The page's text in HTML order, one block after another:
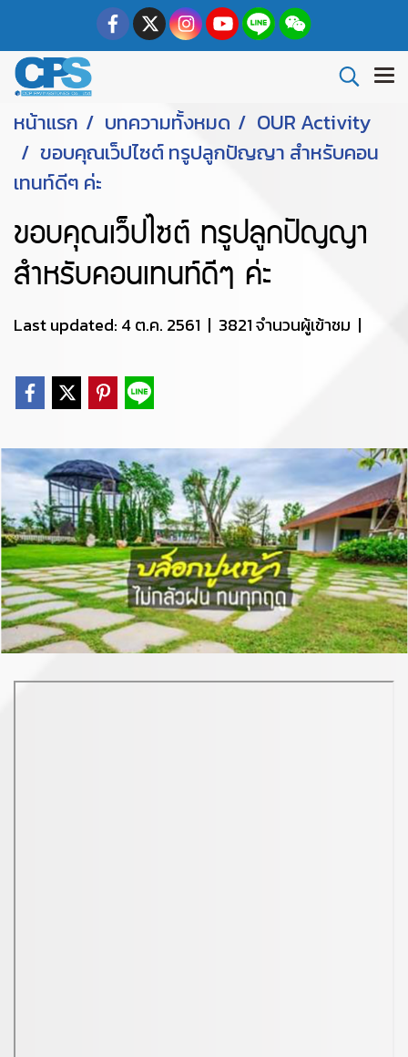
หน้าแรก บทความทั้งหมด
OUR Activity
ขอบคุณเว็ปไซต์ ทรูปลูกปัญญา สำหรับคอน
เทนท์ดีๆ ค่ะ
ขอบคุณเว็ปไซต์ ทรูปลูกปัญญา
สำหรับคอนเทนท์ดีๆ ค่ะ
Last updated: 4 ต.ค. 2561 | 3821 จำนวนผู้เข้าชม |